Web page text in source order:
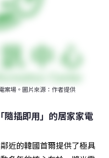
案場。圖片來源：作者提供
插即用」的居家家電
近的韓國首爾提供了極具